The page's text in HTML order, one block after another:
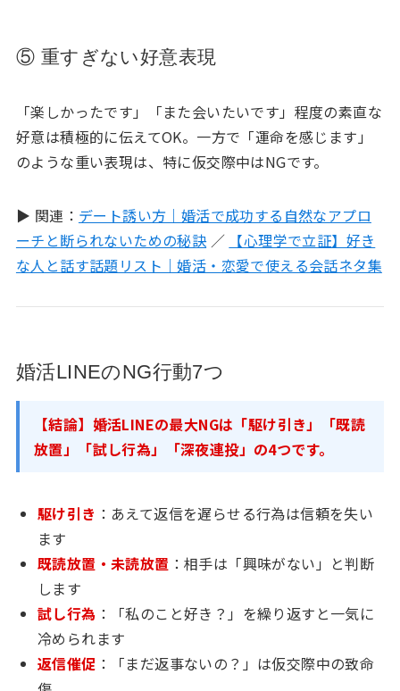
⑤ 重すぎない好意表現
「楽しかったです」「また会いたいです」程度の素直な
好意は積極的に伝えてOK。一方で「運命を感じます」
のような重い表現は、特に仮交際中はNGです。
▶ 関連： デート誘い方｜婚活で成功する自然なアプロ
ーチと断られないための秘訣／ 【心理学で立証】好き
な人と話す話題リスト｜婚活・恋愛で使える会話ネタ集
婚活LINEのNG行動7つ
【結論】婚活LINEの最大NGは「駆け引き」「既読
放置」「試し行為」「深夜連投」の4つです。
駆け引き ：あえて返信を遅らせる行為は信頼を失い
ます
既読放置・未読放置 ：相手は「興味がない」と判断
します
試し行為 ：「私のこと好き？」を繰り返すと一気に
冷められます
返信催促 ：「まだ返事ないの？」は仮交際中の致命